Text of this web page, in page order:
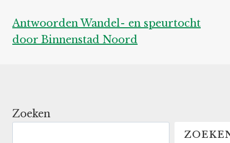
Antwoorden Wandel- en speurtocht
door Binnenstad Noord
Zoeken